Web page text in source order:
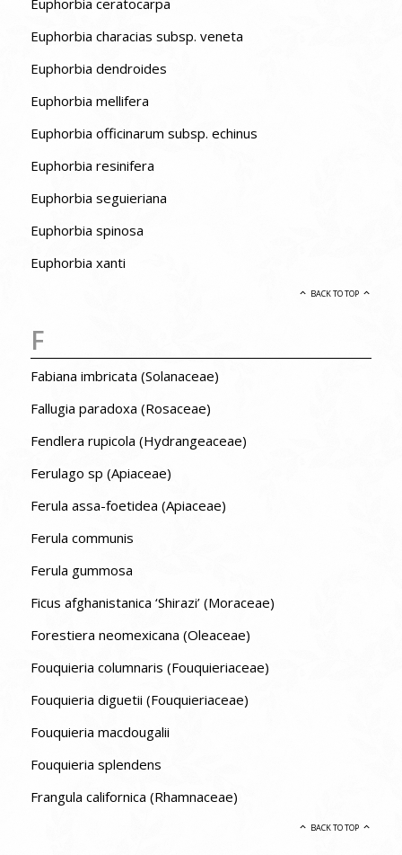
Euphorbia characias subsp. veneta
Euphorbia dendroides
Euphorbia mellifera
Euphorbia officinarum subsp. echinus
Euphorbia resinifera
Euphorbia seguieriana
Euphorbia spinosa
Euphorbia xanti
BACK TO TOP
F
Fabiana imbricata (Solanaceae)
Fallugia paradoxa (Rosaceae)
Fendlera rupicola (Hydrangeaceae)
Ferulago sp (Apiaceae)
Ferula assa-foetidea (Apiaceae)
Ferula communis
Ferula gummosa
Ficus afghanistanica ‘Shirazi’ (Moraceae)
Forestiera neomexicana (Oleaceae)
Fouquieria columnaris (Fouquieriaceae)
Fouquieria diguetii (Fouquieriaceae)
Fouquieria macdougalii
Fouquieria splendens
Frangula californica (Rhamnaceae)
BACK TO TOP